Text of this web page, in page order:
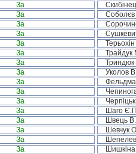
За
За
За
За
За
За
За
За Уколов
За
За
За
За Шаго
За Швець
За Шевчук
За
За